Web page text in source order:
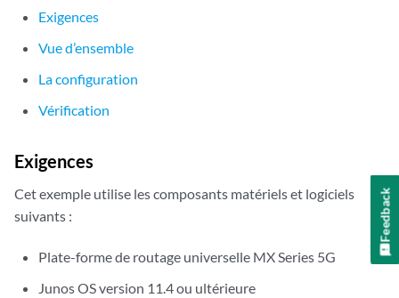
Exigences
Vue d’ensemble
La configuration
Vérification
Exigences
Cet exemple utilise les composants matériels et logiciels
suivants :
Plate-forme de routage universelle MX Series 5G
Junos OS version 11.4 ou ultérieure
Feedback